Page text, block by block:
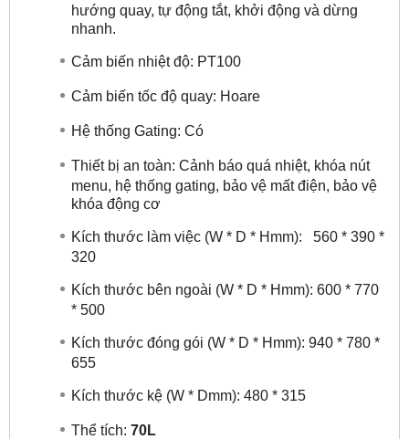
hướng quay, tự động tắt, khởi động và dừng
nhanh.
Cảm biến nhiệt độ: PT100
Cảm biến tốc độ quay: Hoare
Hệ thống Gating: Có
Thiết bị an toàn: Cảnh báo quá nhiệt, khóa nút
menu, hệ thống gating, bảo vệ mất điện, bảo vệ
khóa động cơ
Kích thước làm việc (W * D * Hmm): 560 * 390 *
320
Kích thước bên ngoài (W * D * Hmm): 600 * 770
* 500
Kích thước đóng gói (W * D * Hmm): 940 * 780 *
655
Kích thước kệ (W * Dmm): 480 * 315
Thể tích: 70L